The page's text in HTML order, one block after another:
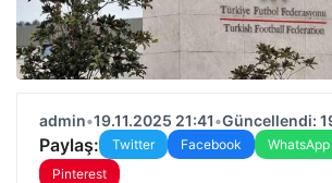
admin•19.11.2025 21:41•Güncellendi:
Paylaş: Twitter Facebook WhatsApp
Pinterest